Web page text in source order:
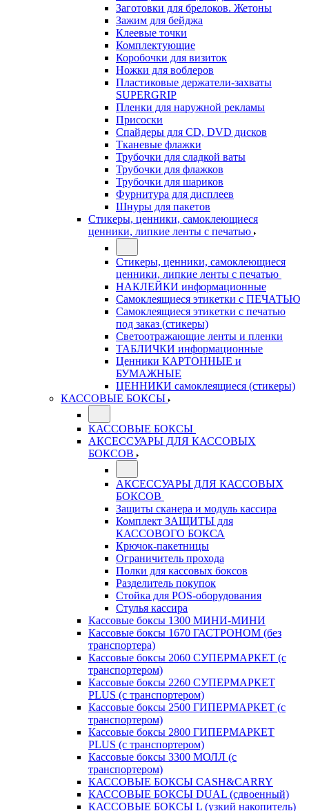
Заготовки для брелоков. Жетоны
Зажим для бейджа
Клеевые точки
Комплектующие
Коробочки для визиток
Ножки для воблеров
Пластиковые держатели-захваты
SUPERGRIP
Пленки для наружной рекламы
Присоски
Спайдеры для CD, DVD дисков
Тканевые флажки
Трубочки для сладкой ваты
Трубочки для флажков
Трубочки для шариков
Фурнитура для дисплеев
Шнуры для пакетов
Стикеры, ценники, самоклеющиеся
ценники, липкие ленты с печатью
Стикеры, ценники, самоклеющиеся
ценники, липкие ленты с печатью
НАКЛЕЙКИ информационные
Самоклеящиеся этикетки с ПЕЧАТЬЮ
Самоклеящиеся этикетки с печатью
под заказ (стикеры)
Светоотражающие ленты и пленки
ТАБЛИЧКИ информационные
Ценники КАРТОННЫЕ и
БУМАЖНЫЕ
ЦЕННИКИ самоклеящиеся (стикеры)
КАССОВЫЕ БОКСЫ
КАССОВЫЕ БОКСЫ
АКСЕССУАРЫ ДЛЯ КАССОВЫХ
БОКСОВ
АКСЕССУАРЫ ДЛЯ КАССОВЫХ
БОКСОВ
Защиты сканера и модуль кассира
Комплект ЗАЩИТЫ для
КАССОВОГО БОКСА
Крючок-пакетницы
Ограничитель прохода
Полки для кассовых боксов
Разделитель покупок
Стойка для POS-оборудования
Стулья кассира
Кассовые боксы 1300 МИНИ-МИНИ
Кассовые боксы 1670 ГАСТРОНОМ (без
транспортера)
Кассовые боксы 2060 СУПЕРМАРКЕТ (с
транспортером)
Кассовые боксы 2260 СУПЕРМАРКЕТ
PLUS (с транспортером)
Кассовые боксы 2500 ГИПЕРМАРКЕТ (с
транспортером)
Кассовые боксы 2800 ГИПЕРМАРКЕТ
PLUS (с транспортером)
Кассовые боксы 3300 МОЛЛ (с
транспортером)
КАССОВЫЕ БОКСЫ CASH&CARRY
КАССОВЫЕ БОКСЫ DUAL (сдвоенный)
КАССОВЫЕ БОКСЫ L (узкий накопитель)